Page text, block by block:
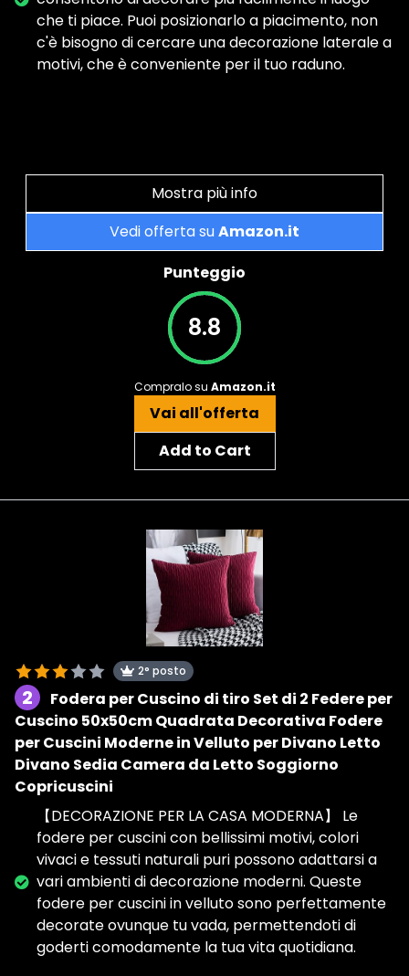
che ti piace. Puoi posizionarlo a piacimento, non
c'è bisogno di cercare una decorazione laterale a
motivi, che è conveniente per il tuo raduno.
Mostra più info
Vedi offerta suAmazon.it
Punteggio
8.8
Compralo su Amazon.it
Vai all'offerta
Add to Cart
2° posto
2
Fodera per Cuscino di tiro Set di 2 Federe per
Cuscino 50x50cm Quadrata Decorativa Fodere
per Cuscini Moderne in Velluto per Divano Letto
Divano Sedia Camera da Letto Soggiorno
Copricuscini
【DECORAZIONE PER LA CASA MODERNA】 Le
fodere per cuscini con bellissimi motivi, colori
vivaci e tessuti naturali puri possono adattarsi a
vari ambienti di decorazione moderni. Queste
fodere per cuscini in velluto sono perfettamente
decorate ovunque tu vada, permettendoti di
goderti comodamente la tua vita quotidiana.